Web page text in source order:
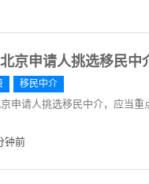
京申请人挑选移民中
移民中介
申请人挑选移民中介，应当
钟前